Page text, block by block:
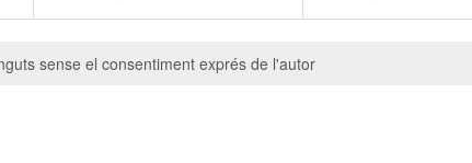
sense el consentiment exprés de l'autor